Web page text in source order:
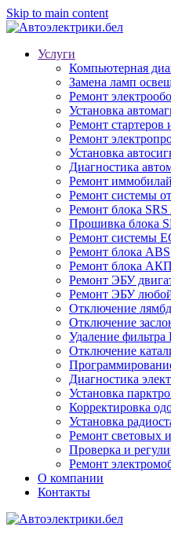
Skip to main content
Услуги
Компьютерная
Замена ламп
Ремонт
Установка
Ремонт стартеров
Ремонт
Установка
Диагностика
Ремонт
Ремонт системы
Ремонт блока
Прошивка блока
Ремонт системы
Ремонт блока ABS
Ремонт блока
Ремонт ЭБУ
Ремонт ЭБУ
Отключение
Отключение
Удаление фильтра
Отключение
Диагностика
Установка
Корректировка
Установка
Ремонт световых
Проверка и
Ремонт
О компании
Контакты